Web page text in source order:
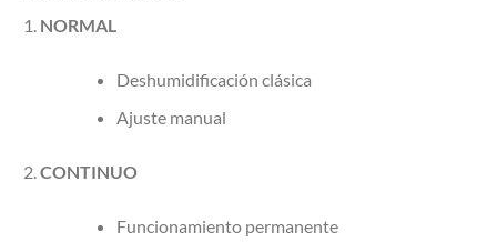
NORMAL
Deshumidificación clásica
Ajuste manual
CONTINUO
Funcionamiento permanente